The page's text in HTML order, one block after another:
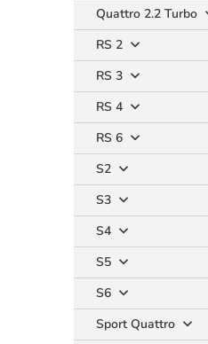
Quattro 2.2 Turbo
RS 2
RS 3
RS 4
RS 6
S2
S3
S4
S5
S6
Sport Quattro